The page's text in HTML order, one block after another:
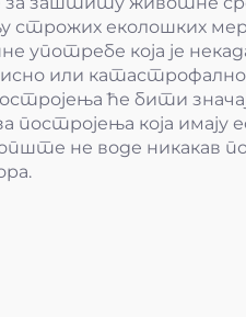
строжих еколошких
употребе која је
или
ће бити
која имају
не воде никакав